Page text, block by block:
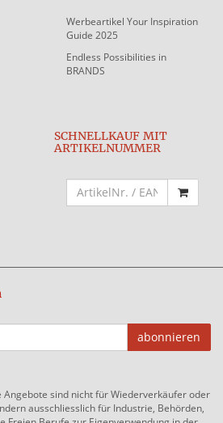
Werbeartikel Your Inspiration
Guide 2025
Endless Possibilities in
BRANDS
SCHNELLKAUF MIT
ARTIKELNUMMER
abonnieren
sind nicht für Wiederverkäufer oder
ausschliesslich für Industrie, Behörden,